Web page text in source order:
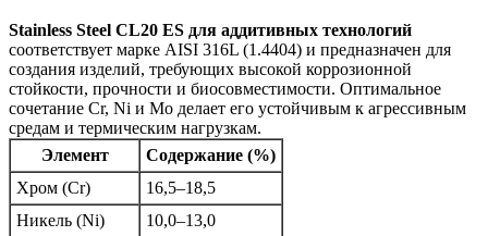
Stainless Steel CL20 ES для аддитивных технологий
соответствует марке AISI 316L (1.4404) и предназначен для
создания изделий, требующих высокой коррозионной
стойкости, прочности и биосовместимости. Оптимальное
сочетание Cr, Ni и Mo делает его устойчивым к агрессивным
средам и термическим нагрузкам.
Элемент
Содержание (%)
Хром (Cr)
16,5–18,5
Никель (Ni)
10,0–13,0